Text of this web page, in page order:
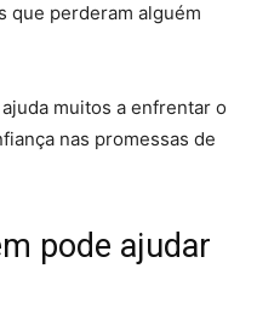
que perderam alguém
muitos a enfrentar o
nas promessas de
pode ajudar